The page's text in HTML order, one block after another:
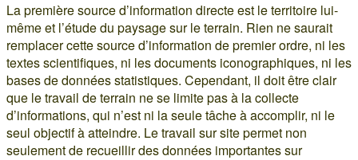
La première source d’information directe est le territoire lui-
même et l’étude du paysage sur le terrain. Rien ne saurait
remplacer cette source d’information de premier ordre, ni les
textes scientifiques, ni les documents iconographiques, ni les
bases de données statistiques. Cependant, il doit être clair
que le travail de terrain ne se limite pas à la collecte
d’informations, qui n’est ni la seule tâche à accomplir, ni le
seul objectif à atteindre. Le travail sur site permet non
seulement de recueillir des données importantes sur